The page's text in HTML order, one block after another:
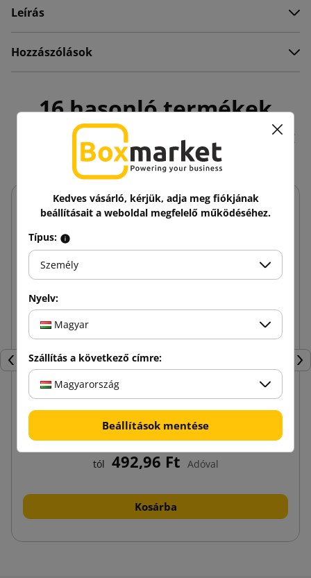
Leírás
Hozzászólások
16 hasonló termékek
ugyanazon kategóriában:
Előző
egyoldalas nyomattal
tól 492,96 Ft Adóval
Kosárba
Kedves vásárló, kérjük, adja meg fiókjának
beállításait a weboldal megfelelő működéséhez.
Típus:
Személy
Nyelv:
Magyar
Szállítás a következő címre:
Magyarország
Beállítások mentése